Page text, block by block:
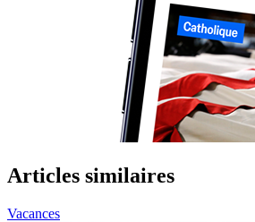
Articles similaires
Vacances